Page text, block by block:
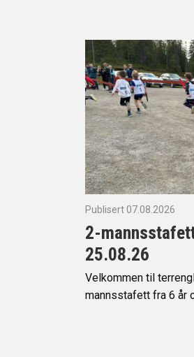
Publisert 07.08.2026
2-
25.08.26
Velkommen til
mannsstafett fra 6 år